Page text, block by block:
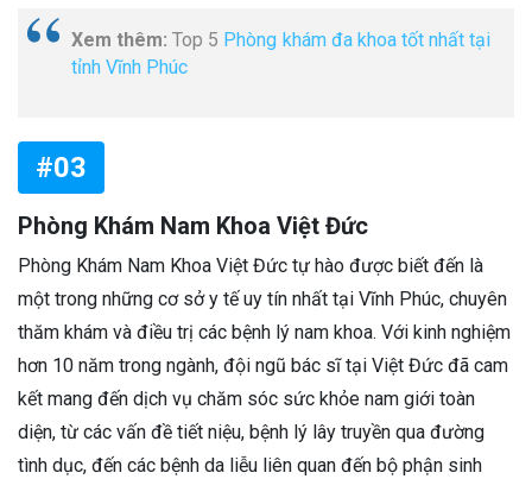
Xem thêm:Top 5 Phòng khám đa khoa tốt nhất tại
tỉnh Vĩnh Phúc
#03
Phòng Khám Nam Khoa Việt Đức
Phòng Khám Nam Khoa Việt Đức tự hào được biết đến là
một trong những cơ sở y tế uy tín nhất tại Vĩnh Phúc, chuyên
thăm khám và điều trị các bệnh lý nam khoa. Với kinh nghiệm
hơn 10 năm trong ngành, đội ngũ bác sĩ tại Việt Đức đã cam
kết mang đến dịch vụ chăm sóc sức khỏe nam giới toàn
diện, từ các vấn đề tiết niệu, bệnh lý lây truyền qua đường
tình dục, đến các bệnh da liễu liên quan đến bộ phận sinh